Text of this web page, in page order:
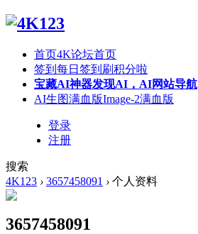
首页4K论坛首页
签到 每日签到刷积分啦
宝藏AI神器发现AI，AI网站导航
AI生图满血版Image-2满血版
登录
注册
搜索
4K123 › 3657458091 › 个人资料
3657458091